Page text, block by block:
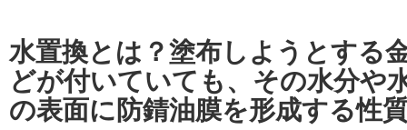
水置換とは？塗布しようとする
どが付いていても、その水分や
の表面に防錆油膜を形成する性